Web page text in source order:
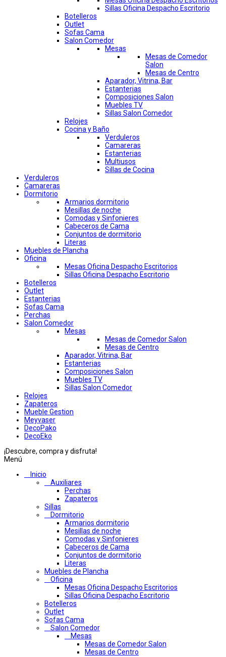
Sillas Oficina Despacho Escritorio
Botelleros
Outlet
Sofas Cama
Salon Comedor
Mesas
Mesas de Comedor
Salon
Mesas de Centro
Aparador, Vitrina, Bar
Estanterias
Composiciones Salon
Muebles TV
Sillas Salon Comedor
Relojes
Cocina y Baño
Verduleros
Camareras
Estanterias
Multiusos
Sillas de Cocina
Verduleros
Camareras
Dormitorio
Armarios dormitorio
Mesillas de noche
Comodas y Sinfonieres
Cabeceros de Cama
Conjuntos de dormitorio
Literas
Muebles de Plancha
Oficina
Mesas Oficina Despacho Escritorios
Sillas Oficina Despacho Escritorio
Botelleros
Outlet
Estanterias
Sofas Cama
Perchas
Salon Comedor
Mesas
Mesas de Comedor Salon
Mesas de Centro
Aparador, Vitrina, Bar
Estanterias
Composiciones Salon
Muebles TV
Sillas Salon Comedor
Relojes
Zapateros
Mueble Gestion
Meyvaser
DecoPako
DecoEko
¡Descubre, compra y disfruta!
Menú
Inicio
Auxiliares
Perchas
Zapateros
Sillas
Dormitorio
Armarios dormitorio
Mesillas de noche
Comodas y Sinfonieres
Cabeceros de Cama
Conjuntos de dormitorio
Literas
Muebles de Plancha
Oficina
Mesas Oficina Despacho Escritorios
Sillas Oficina Despacho Escritorio
Botelleros
Outlet
Sofas Cama
Salon Comedor
Mesas
Mesas de Comedor Salon
Mesas de Centro